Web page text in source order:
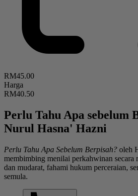
RM45.00
Harga
RM40.50
Perlu Tahu Apa sebelum
Nurul Hasna' Hazni
Perlu Tahu Apa Sebelum Berpisah? oleh
membimbing menilai perkahwinan
dan mudarat, fahami hukum perceraian,
semula.